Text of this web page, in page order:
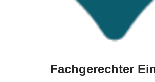
Fachgerechter